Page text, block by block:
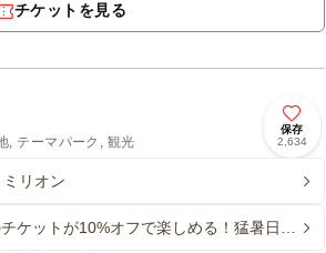
チケットを見る
, テーマパーク, 観光
保存
2,634
リオン
ケットが10%オフで楽しめる！猛暑日は